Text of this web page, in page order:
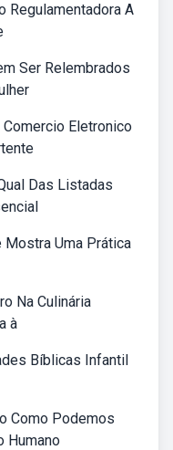
Regulamentadora A
Ser Relembrados
Eletronico
Das Listadas
Mostra Uma Prática
Na Culinária
à
Bíblicas Infantil
Como Podemos
Humano